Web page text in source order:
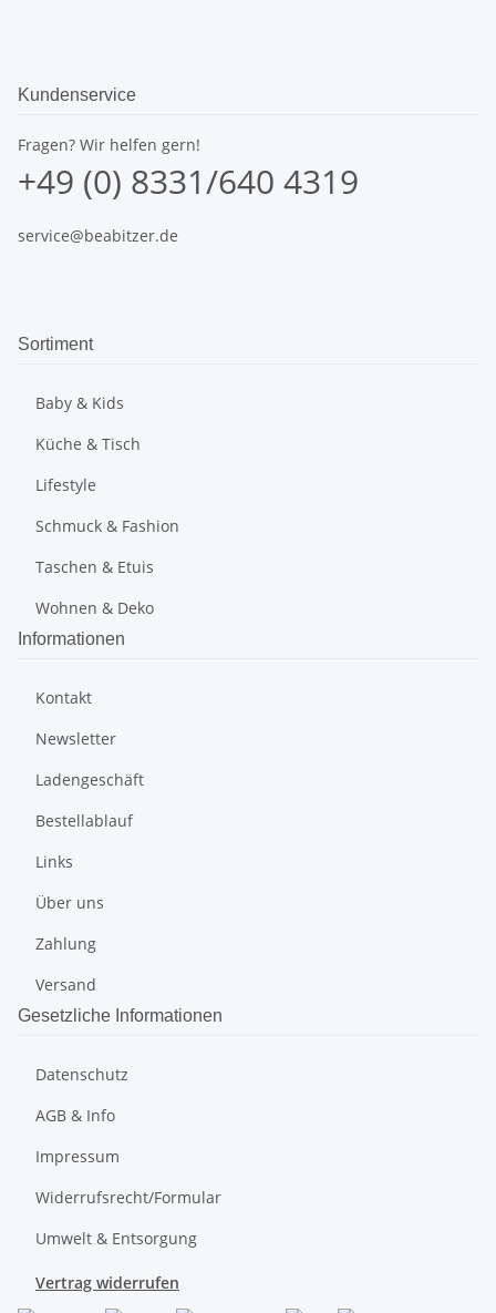
Kundenservice
Fragen? Wir helfen gern!
+49 (0) 8331/640 4319
service@beabitzer.de
Sortiment
Baby & Kids
Küche & Tisch
Lifestyle
Schmuck & Fashion
Taschen & Etuis
Wohnen & Deko
Informationen
Kontakt
Newsletter
Ladengeschäft
Bestellablauf
Links
Über uns
Zahlung
Versand
Gesetzliche Informationen
Datenschutz
AGB & Info
Impressum
Widerrufsrecht/Formular
Umwelt & Entsorgung
Vertrag widerrufen